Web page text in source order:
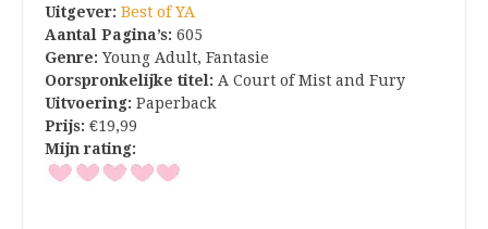
Uitgever: Best of YA
Aantal Pagina’s: 605
Genre: Young Adult, Fantasie
Oorspronkelijke titel: A Court of Mist and Fury
Uitvoering: Paperback
Prijs: €19,99
Mijn rating: